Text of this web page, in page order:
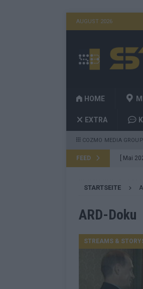
AUGUST 2026
HOME
EXTRA
COZMO MEDIA GROUP
FEED [ Mai
[ Mai
[ Mai
[ Mai
[ Mai
STARTSEITE
ARD-Doku
STREAMS &